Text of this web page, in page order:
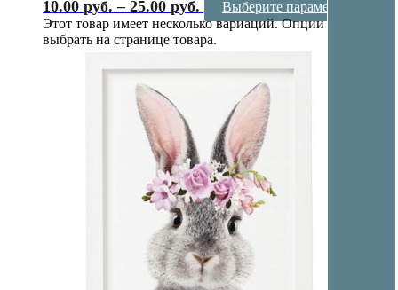
10.00 руб. – 25.00 руб.
Выберите параметры
Этот товар имеет несколько вариаций. Опции можно
выбрать на странице товара.